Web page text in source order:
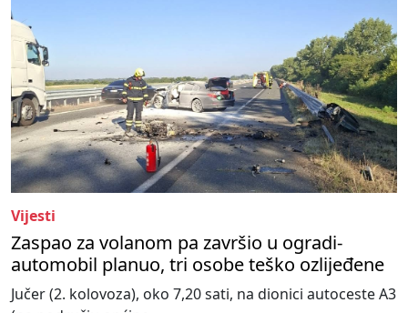
Vijesti
Zaspao za volanom pa završio u ogradi-
automobil planuo, tri osobe teško ozlijeđene
Jučer (2. kolovoza), oko 7,20 sati, na dionici autoceste A3